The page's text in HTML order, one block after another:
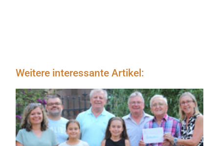
Weitere interessante Artikel: